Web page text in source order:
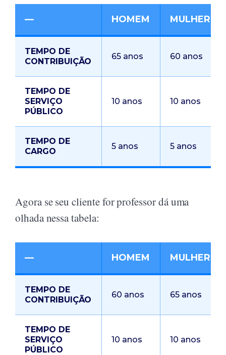
— HOMEM MULHER
TEMPO DE
CONTRIBUIÇÃO
65 anos 60 anos
TEMPO DE
SERVIÇO
PÚBLICO
10 anos 10 anos
TEMPO DE
CARGO
5 anos 5 anos
Agora se seu cliente for professor dá uma
olhada nessa tabela:
— HOMEM MULHER
TEMPO DE
CONTRIBUIÇÃO
60 anos 65 anos
TEMPO DE
SERVIÇO
PÚBLICO
10 anos 10 anos